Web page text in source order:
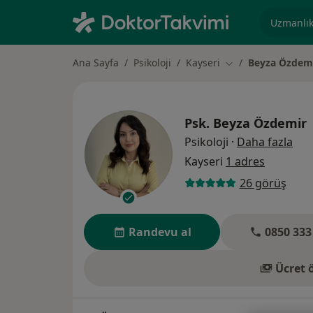
Ana Sayfa Psikoloji Kayseri Şehir değiştir
Beyza
Psk. Beyza Özdemir
Psikoloji · Daha fazla
Kayseri 1 adres
26 görüş
Randevu al 0850
Ücret